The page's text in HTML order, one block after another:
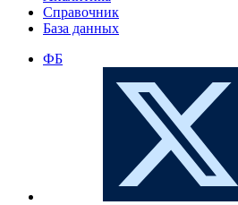
Справочник
База данных
ФБ